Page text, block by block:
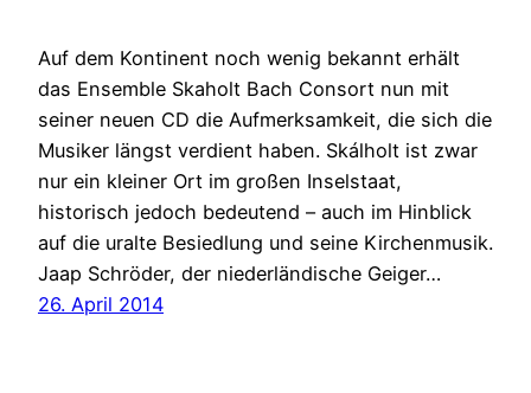
Auf dem Kontinent noch wenig bekannt erhält
das Ensemble Skaholt Bach Consort nun mit
seiner neuen CD die Aufmerksamkeit, die sich die
Musiker längst verdient haben. Skálholt ist zwar
nur ein kleiner Ort im großen Inselstaat,
historisch jedoch bedeutend – auch im Hinblick
auf die uralte Besiedlung und seine Kirchenmusik.
Jaap Schröder, der niederländische Geiger…
26. April 2014